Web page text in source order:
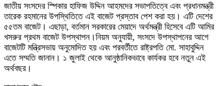
জাতীয় সংসদের স্পিকার হাফিজ উদ্দিন আহমদের সভাপতিত্বে এবং প্রধানমন্ত্রী
তারেক রহমানের উপস্থিতিতে এই বাজেট প্রস্তাব পেশ করা হয়। এটি দেশের
৫৫তম বাজেট। এছাড়া, বর্তমান সরকারের মেয়াদে অর্থমন্ত্রী হিসেবে এটি আমির
খসরুর প্রথম বাজেট উপস্থাপন।নিয়ম অনুযায়ী, সংসদে উপস্থাপনের আগে
বাজেটটি মন্ত্রিসভায় অনুমোদিত হয় এবং পরবর্তীতে রাষ্ট্রপতি মো. সাহাবুদ্দিন
এতে সম্মতি জানান। ১ জুলাই থেকে আনুষ্ঠানিকভাবে কার্যকর হবে নতুন এই
অর্থবছর।